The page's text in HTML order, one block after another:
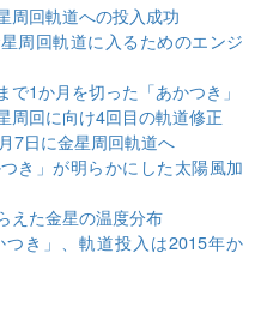
周回軌道への投入成功
周回軌道に入るためのエンジ
で1か月を切った「あかつき」
周回に向け4回目の軌道修正
7日に金星周回軌道へ
き」が明らかにした太陽風加
えた金星の温度分布
き」、軌道投入は2015年か